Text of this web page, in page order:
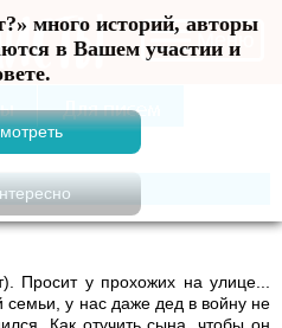
много историй, авторы
в Вашем участии и
Меню
Просит у прохожих на улице...
у нас даже дед в войну не
Как отучить сына, чтобы он